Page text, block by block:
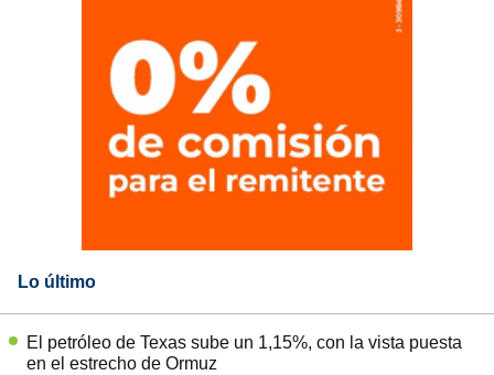
Lo último
El petróleo de Texas sube un 1,15%, con la vista puesta
en el estrecho de Ormuz